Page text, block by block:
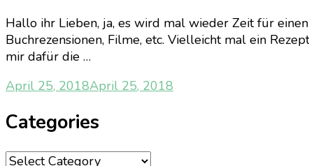
Hallo ihr Lieben, ja, es wird mal wieder Zeit für
Buchrezensionen, Filme, etc. Vielleicht mal ein
mir dafür die …
April 25, 2018April 25, 2018
Categories
Categories